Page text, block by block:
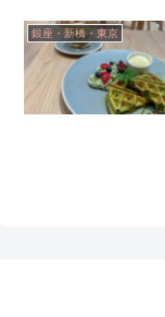
銀座・新橋・東京